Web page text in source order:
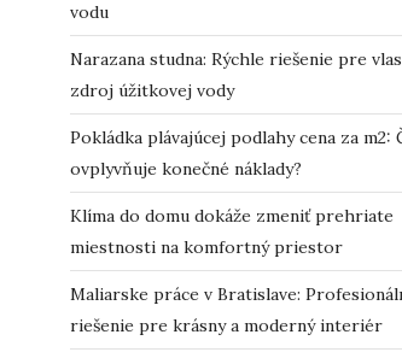
vodu
Narazana studna: Rýchle riešenie pre
zdroj úžitkovej vody
Pokládka plávajúcej podlahy cena za m2:
ovplyvňuje konečné náklady?
Klíma do domu dokáže zmeniť prehriate
miestnosti na komfortný priestor
Maliarske práce v Bratislave:
riešenie pre krásny a moderný interiér